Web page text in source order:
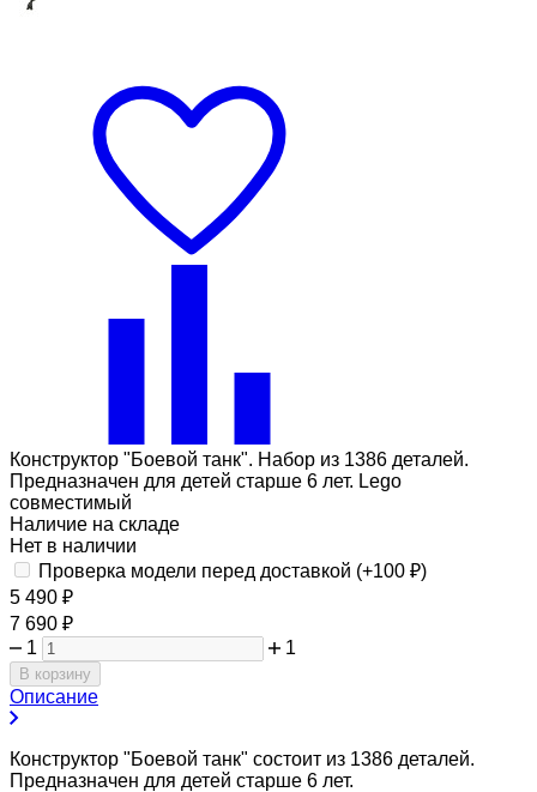
Конструктор "Боевой танк". Набор из 1386 деталей.
Предназначен для детей старше 6 лет. Lego
совместимый
Наличие на складе
Нет в наличии
Проверка модели перед доставкой (+100 ₽)
5 490 ₽
7 690 ₽
1
1
В корзину
Описание
Конструктор "Боевой танк" состоит из 1386 деталей.
Предназначен для детей старше 6 лет.